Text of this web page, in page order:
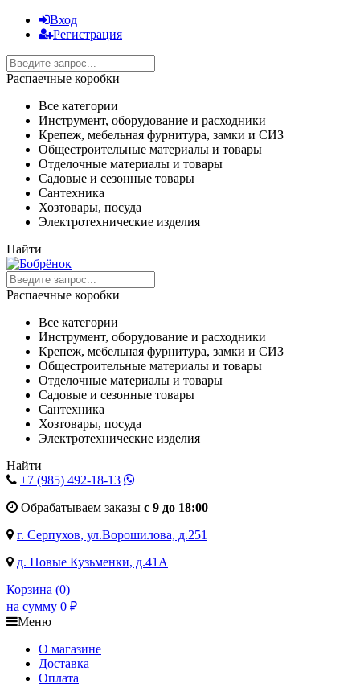
Вход
Регистрация
Распаечные коробки
Все категории
Инструмент, оборудование и расходники
Крепеж, мебельная фурнитура, замки и СИЗ
Общестроительные материалы и товары
Отделочные материалы и товары
Садовые и сезонные товары
Сантехника
Хозтовары, посуда
Электротехнические изделия
Найти
Распаечные коробки
Все категории
Инструмент, оборудование и расходники
Крепеж, мебельная фурнитура, замки и СИЗ
Общестроительные материалы и товары
Отделочные материалы и товары
Садовые и сезонные товары
Сантехника
Хозтовары, посуда
Электротехнические изделия
Найти
+7 (985) 492-18-13
Обрабатываем заказы с 9 до 18:00
г. Серпухов, ул.Ворошилова, д.251
д. Новые Кузьменки, д.41А
Корзина (0)
на сумму 0 ₽
Меню
О магазине
Доставка
Оплата